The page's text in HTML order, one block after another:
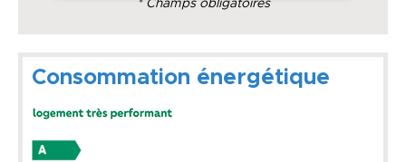
* Champs obligatoires
Consommation énergétique